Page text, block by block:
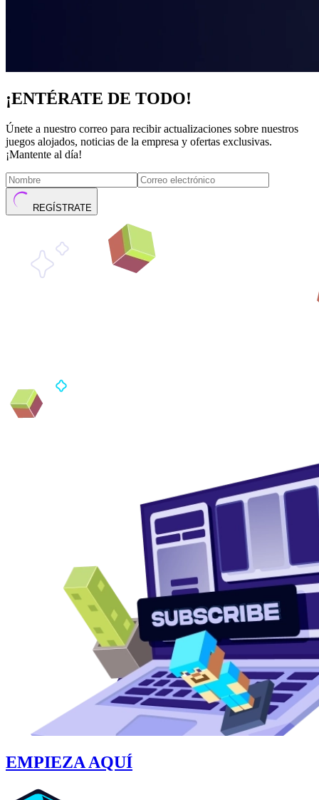
¡ENTÉRATE DE TODO!
Únete a nuestro correo para recibir actualizaciones sobre nuestros
juegos alojados, noticias de la empresa y ofertas exclusivas.
¡Mantente al día!
REGÍSTRATE
EMPIEZA AQUÍ